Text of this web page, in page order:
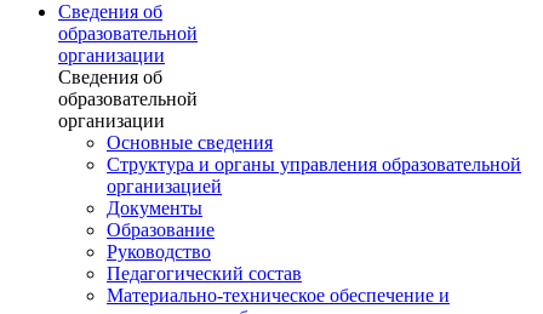
Сведения об
образовательной
организации
Сведения об
образовательной
организации
Основные сведения
Структура и органы управления образовательной
организацией
Документы
Образование
Руководство
Педагогический состав
Материально-техническое обеспечение и